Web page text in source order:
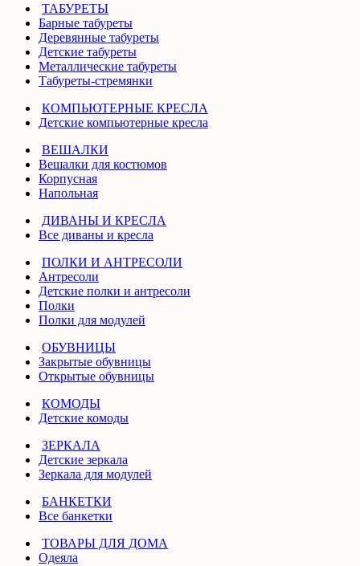
ТАБУРЕТЫ
Барные табуреты
Деревянные табуреты
Детские табуреты
Металлические табуреты
Табуреты-стремянки
КОМПЬЮТЕРНЫЕ КРЕСЛА
Детские компьютерные кресла
ВЕШАЛКИ
Вешалки для костюмов
Корпусная
Напольная
ДИВАНЫ И КРЕСЛА
Все диваны и кресла
ПОЛКИ И АНТРЕСОЛИ
Антресоли
Детские полки и антресоли
Полки
Полки для модулей
ОБУВНИЦЫ
Закрытые обувницы
Открытые обувницы
КОМОДЫ
Детские комоды
ЗЕРКАЛА
Детские зеркала
Зеркала для модулей
БАНКЕТКИ
Все банкетки
ТОВАРЫ ДЛЯ ДОМА
Одеяла